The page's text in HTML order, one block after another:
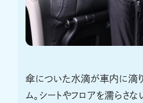
傘についた水滴が車内に滴
ム。シートやフロアを濡らさ